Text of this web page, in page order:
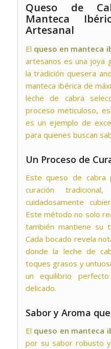
Queso de
Manteca
Artesanal
El queso en manteca
artesanos es una joya
la tradición quesera
manteca ibérica de
leche de cabra
proceso meticuloso,
es un ejemplo de
para quienes buscan
Un Proceso de
Este queso de
curación
cuidadosamente
Este método no solo
también mantiene su
Cada bocado revela
donde la leche de
toques grasos y
un equilibrio
delicado.
Sabor y Aroma
El queso en manteca
por su sabor robusto